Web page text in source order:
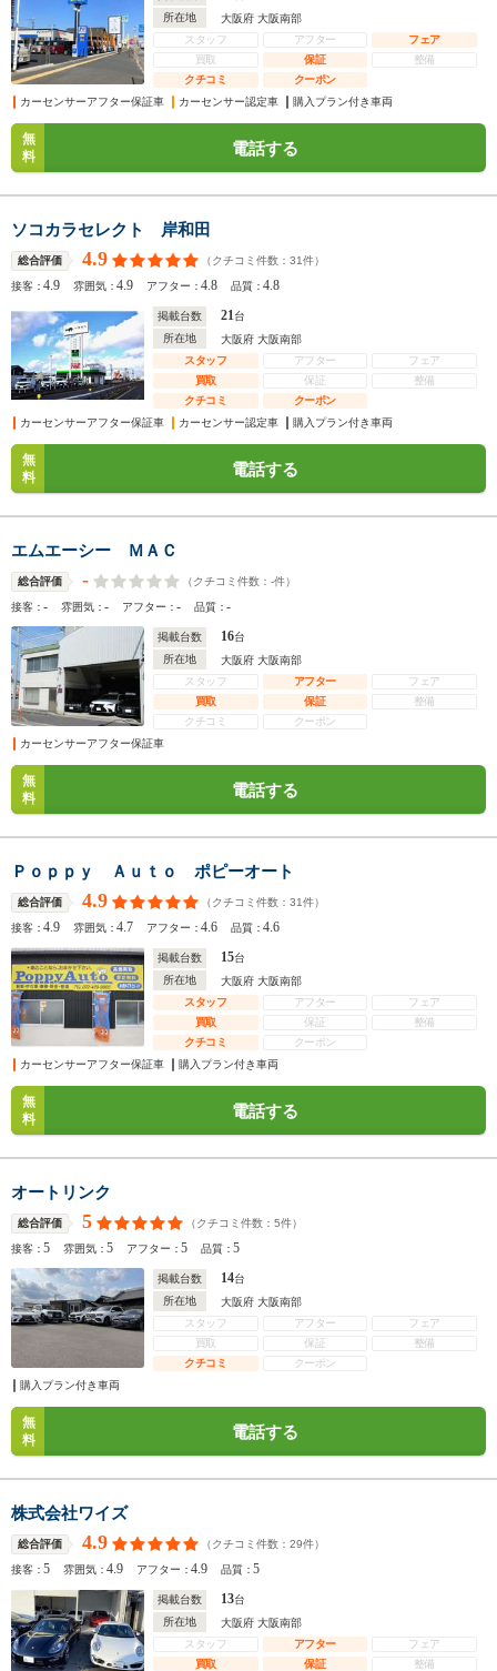
所在地
大阪府 大阪南部
スタッフ
アフター
フェア
買取
保証
整備
クチコミ
クーポン
カーセンサーアフター保証車
カーセンサー認定車 購入プラン付き車両
無
料
電話する
ソコカラセレクト 岸和田
総合評価 4.9 （クチコミ件数： 31件）
接客：4.9 雰囲気：4.9 アフター：4.8 品質：4.8
掲載台数 21台
所在地
大阪府 大阪南部
スタッフ
アフター
フェア
買取
保証
整備
クチコミ
クーポン
カーセンサーアフター保証車
カーセンサー認定車 購入プラン付き車両
無
料
電話する
エムエーシー ＭＡＣ
総合評価 - （クチコミ件数： -件）
接客：- 雰囲気：- アフター：- 品質：-
掲載台数 16台
所在地
大阪府 大阪南部
スタッフ
アフター
フェア
買取
保証
整備
クチコミ
クーポン
カーセンサーアフター保証車
無
料
電話する
Ｐｏｐｐｙ Ａｕｔｏ ポピーオート
総合評価 4.9 （クチコミ件数： 31件）
接客：4.9 雰囲気：4.7 アフター：4.6 品質：4.6
掲載台数 15台
所在地
大阪府 大阪南部
スタッフ
アフター
フェア
買取
保証
整備
クチコミ
クーポン
カーセンサーアフター保証車
購入プラン付き車両
無
料
電話する
オートリンク
総合評価 5 （クチコミ件数： 5件）
接客：5 雰囲気：5 アフター：5 品質：5
掲載台数 14台
所在地
大阪府 大阪南部
スタッフ
アフター
フェア
買取
保証
整備
クチコミ
クーポン
購入プラン付き車両
無
料
電話する
株式会社ワイズ
総合評価 4.9 （クチコミ件数： 29件）
接客：5 雰囲気：4.9 アフター：4.9 品質：5
掲載台数 13台
所在地
大阪府 大阪南部
スタッフ
アフター
フェア
買取
保証
整備